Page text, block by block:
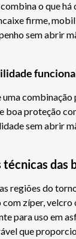
combina o que há
firme,
sem abrir
boa proteção
sem abrir
das
regiões do
com zíper, velcro
para uso em
que